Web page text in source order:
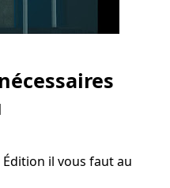
il vous faut au